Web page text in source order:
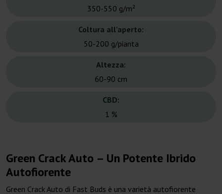
350-550 g/m²
Coltura all'aperto:
50-200 g/pianta
Altezza:
60-90 cm
CBD:
1 %
Green Crack Auto – Un Potente Ibrido
Autofiorente
Green Crack Auto di Fast Buds è una varietà autofiorente